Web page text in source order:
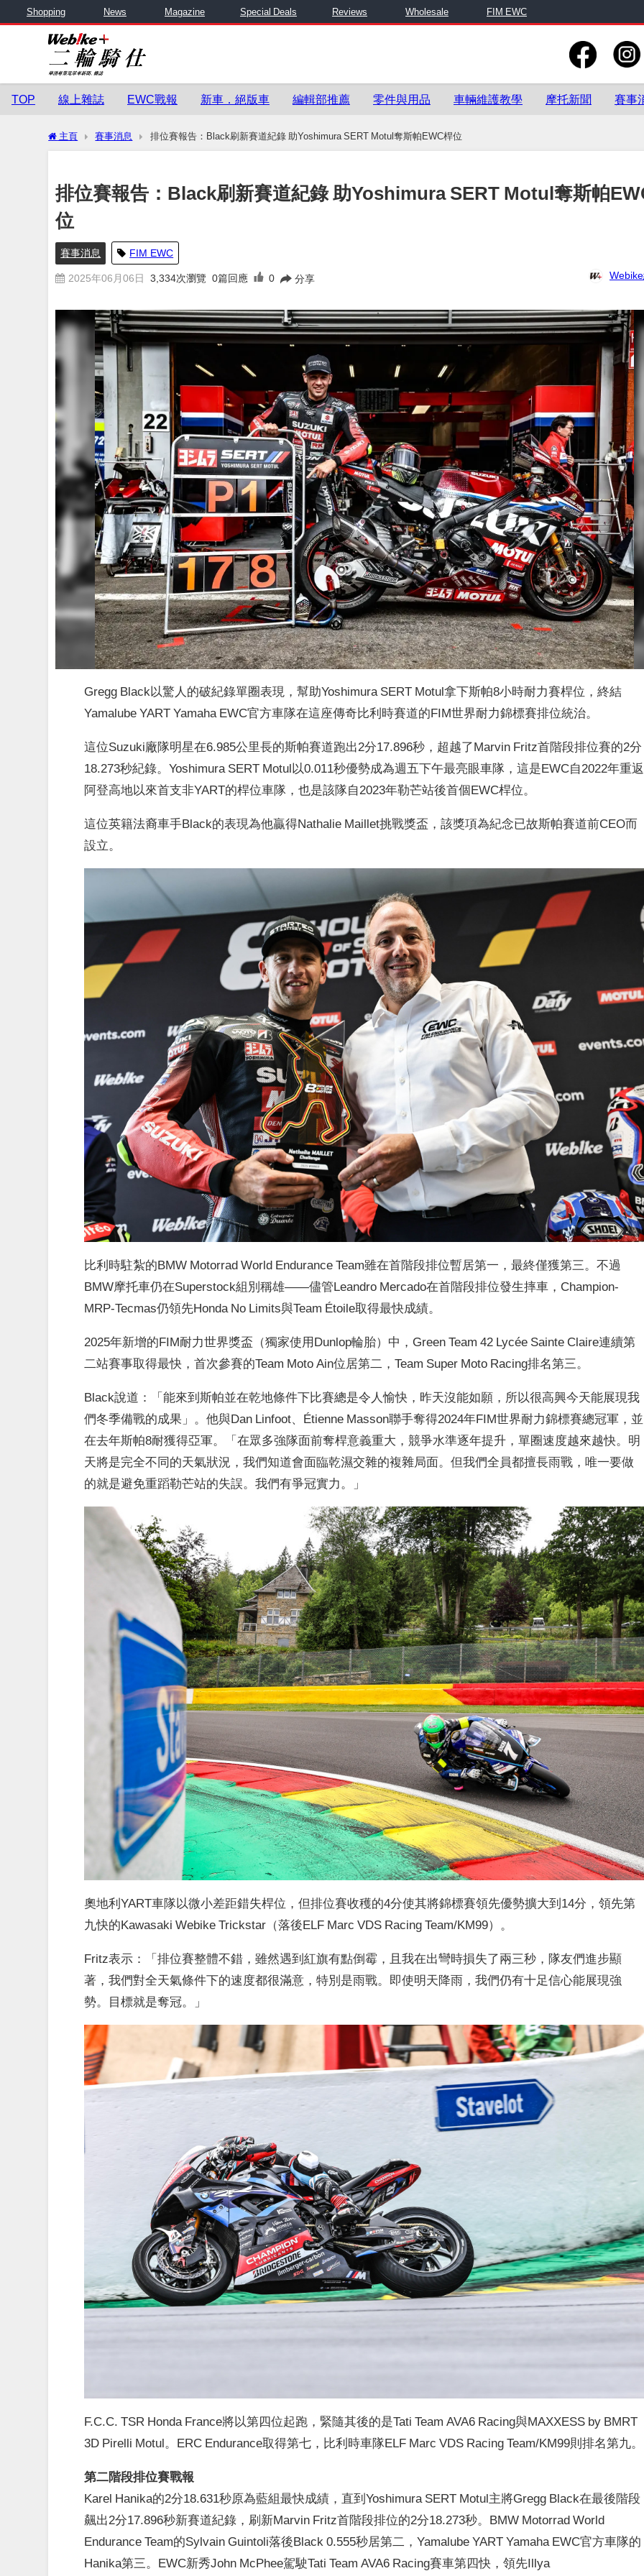
Shopping News Magazine Special Deals Reviews Wholesale FIM EWC
TOP 線上雜誌 EWC戰報 新車．絕版車 編輯部推薦 零件與用品 車輛維護教學 摩托新聞 賽事
主頁 賽事消息 排位賽報告：Black刷新賽道紀錄 助Yoshimura SERT Motul奪斯帕EWC桿位
排位賽報告：Black刷新賽道紀錄 助Yoshimura SERT Motul奪斯帕
位
賽事消息 FIM EWC
2025年06月06日 3,334次瀏覽 0篇回應 0 分享
Gregg Black以驚人的破紀錄單圈表現，幫助Yoshimura SERT Motul拿下斯帕8小時耐力賽桿位，終結
Yamalube YART Yamaha EWC官方車隊在這座傳奇比利時賽道的FIM世界耐力錦標賽排位統治。
這位Suzuki廠隊明星在6.985公里長的斯帕賽道跑出2分17.896秒，超越了Marvin Fritz首階段排位賽的2分
18.273秒紀錄。Yoshimura SERT Motul以0.011秒優勢成為週五下午最亮眼車隊，這是EWC自2022年重返
阿登高地以來首支非YART的桿位車隊，也是該隊自2023年勒芒站後首個EWC桿位。
這位英籍法裔車手Black的表現為他贏得Nathalie Maillet挑戰獎盃，該獎項為紀念已故斯帕賽道前CEO而
設立。
比利時駐紮的BMW Motorrad World Endurance Team雖在首階段排位暫居第一，最終僅獲第三。不過
BMW摩托車仍在Superstock組別稱雄——儘管Leandro Mercado在首階段排位發生摔車，Champion-
MRP-Tecmas仍領先Honda No Limits與Team Étoile取得最快成績。
2025年新增的FIM耐力世界獎盃（獨家使用Dunlop輪胎）中，Green Team 42 Lycée Sainte Claire連續第
二站賽事取得最快，首次參賽的Team Moto Ain位居第二，Team Super Moto Racing排名第三。
Black說道：「能來到斯帕並在乾地條件下比賽總是令人愉快，昨天沒能如願，所以很高興今天能展現我
們冬季備戰的成果」。他與Dan Linfoot、Étienne Masson聯手奪得2024年FIM世界耐力錦標賽總冠軍，並
在去年斯帕8耐獲得亞軍。「在眾多強隊面前奪桿意義重大，競爭水準逐年提升，單圈速度越來越快。明
天將是完全不同的天氣狀況，我們知道會面臨乾濕交雜的複雜局面。但我們全員都擅長雨戰，唯一要做
的就是避免重蹈勒芒站的失誤。我們有爭冠實力。」
奧地利YART車隊以微小差距錯失桿位，但排位賽收穫的4分使其將錦標賽領先優勢擴大到14分，領先第
九快的Kawasaki Webike Trickstar（落後ELF Marc VDS Racing Team/KM99）。
Fritz表示：「排位賽整體不錯，雖然遇到紅旗有點倒霉，且我在出彎時損失了兩三秒，隊友們進步顯
著，我們對全天氣條件下的速度都很滿意，特別是雨戰。即使明天降雨，我們仍有十足信心能展現強
勢。目標就是奪冠。」
F.C.C. TSR Honda France將以第四位起跑，緊隨其後的是Tati Team AVA6 Racing與MAXXESS by BMRT
3D Pirelli Motul。ERC Endurance取得第七，比利時車隊ELF Marc VDS Racing Team/KM99則排名第九。
第二階段排位賽戰報
Karel Hanika的2分18.631秒原為藍組最快成績，直到Yoshimura SERT Motul主將Gregg Black在最後階段
飆出2分17.896秒新賽道紀錄，刷新Marvin Fritz首階段排位的2分18.273秒。BMW Motorrad World
Endurance Team的Sylvain Guintoli落後Black 0.555秒居第二，Yamalube YART Yamaha EWC官方車隊的
Hanika第三。EWC新秀John McPhee駕駛Tati Team AVA6 Racing賽車第四快，領先Illya